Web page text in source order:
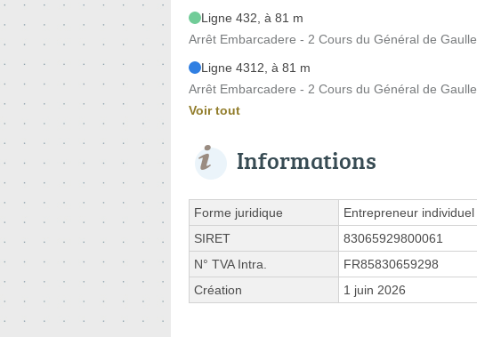
Ligne 432, à 81 m
Arrêt Embarcadere - 2 Cours du Général de Gaulle
Ligne 4312, à 81 m
Arrêt Embarcadere - 2 Cours du Général de Gaulle
Voir tout
Informations
Forme juridique
Entrepreneur individuel
SIRET
83065929800061
N° TVA Intra.
FR85830659298
Création
1 juin 2026